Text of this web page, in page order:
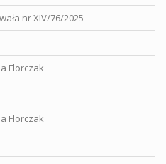
nr XIV/76/2025
Florczak
Florczak